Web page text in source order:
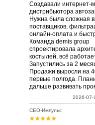
Создавали интернет-
дистрибьютора
Нужна была сложная
поставщиков,
онлайн-оплата и
Команда demis group
спроектировала
костылей, всё
Запустились за 2
Продажи выросли на
первые полгода.
дальше развивать
2026-07-
СЕО-Импульс